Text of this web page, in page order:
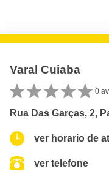
Varal Cuiaba
0
Rua Das Garças, 2,
ver horario de
ver telefone